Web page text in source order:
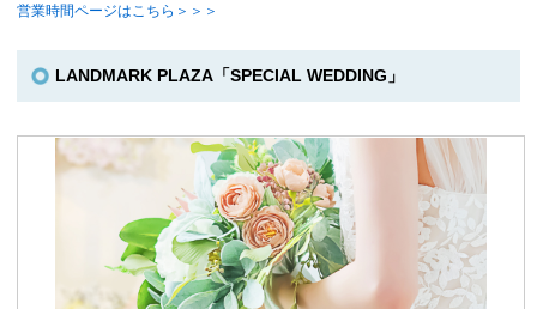
営業時間ページはこちら＞＞＞
LANDMARK PLAZA「SPECIAL WEDDING」